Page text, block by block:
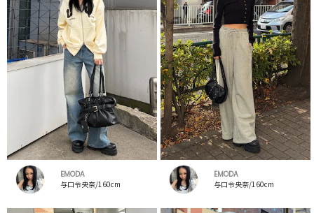
EMODA
与口令央奈/160cm
EMODA
与口令央奈/160cm